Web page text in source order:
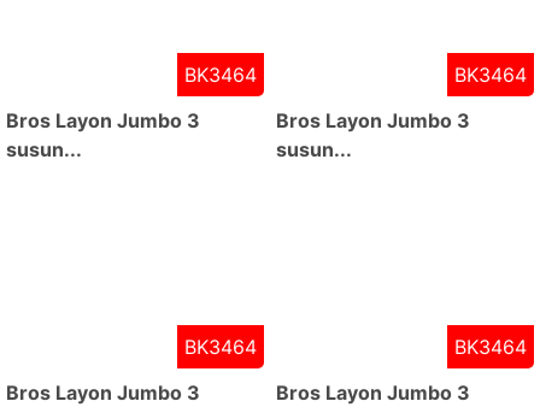
BK3464
Bros Layon Jumbo 3
susun...
BK3464
Bros Layon Jumbo 3
susun...
BK3464
Bros Layon Jumbo 3
BK3464
Bros Layon Jumbo 3